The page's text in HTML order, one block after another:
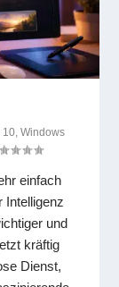
10,Windows
einfach
Intelligenz
und
kräftig
Dienst,